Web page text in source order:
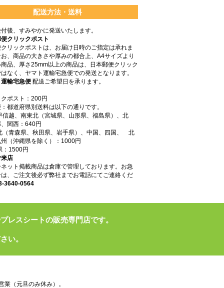
配送方法・送料
後、すみやかに発送いたします。
クリックポスト
リックポストは、お届け日時のご指定は承れま
、商品の大きさや厚みの都合上、A4サイズより
品、厚さ25mm以上の商品は、日本郵便クリック
なく、ヤマト運輸宅急便での発送となります。
輸宅急便 配送ご希望日を承ります。
ポスト：200円
都道府県別送料は以下の通りです。
信越、南東北（宮城県、山形県、福島県）、北
関西：640円
（青森県、秋田県、岩手県）、中国、四国、 北
（沖縄県を除く）：1000円
：1500円
店
ット掲載商品は倉庫で管理しております。お急
、ご注文後必ず弊社までお電話にてご連絡くだ
3640-0564
レスシートの販売専門店です。
い。
（元旦のみ休み）。